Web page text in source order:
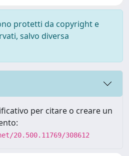
protetti da copyright e
salvo diversa
per citare o creare un
20.500.11769/308612